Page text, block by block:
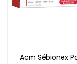
Acm Sébionex